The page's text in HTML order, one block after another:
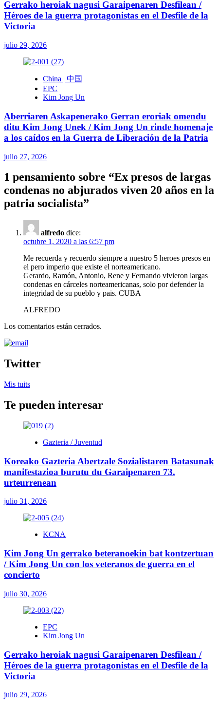
Gerrako heroiak nagusi Garaipenaren Desfilean /
Héroes de la guerra protagonistas en el Desfile de la
Victoria
julio 29, 2026
China | 中国
EPC
Kim Jong Un
Aberriaren Askapenerako Gerran eroriak omendu
ditu Kim Jong Unek / Kim Jong Un rinde homenaje
a los caídos en la Guerra de Liberación de la Patria
julio 27, 2026
1 pensamiento sobre “Ex presos de largas
condenas no abjurados viven 20 años en la
patria socialista”
alfredo dice:
octubre 1, 2020 a las 6:57 pm
Me recuerda y recuerdo siempre a nuestro 5 heroes presos en
el pero imperio que existe el norteamericano.
Gerardo, Ramón, Antonio, Rene y Fernando vivieron largas
condenas en cárceles norteamericanas, solo por defender la
integridad de su pueblo y pais. CUBA
ALFREDO
Los comentarios están cerrados.
Twitter
Mis tuits
Te pueden interesar
Gazteria / Juventud
Koreako Gazteria Abertzale Sozialistaren Batasunak
manifestazioa burutu du Garaipenaren 73.
urteurrenean
julio 31, 2026
KCNA
Kim Jong Un gerrako beteranoekin bat kontzertuan
/ Kim Jong Un con los veteranos de guerra en el
concierto
julio 30, 2026
EPC
Kim Jong Un
Gerrako heroiak nagusi Garaipenaren Desfilean /
Héroes de la guerra protagonistas en el Desfile de la
Victoria
julio 29, 2026